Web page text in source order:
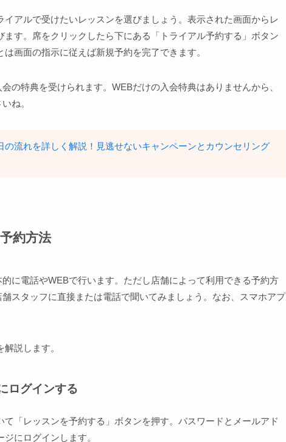
イアルで受けたいレッスンを選びましょう。表示された画面からレ
ます。席をクリックしたら下にある「トライアル予約する」ボタン
は画面の指示に従えば新規予約を完了できます。
の特典を受けられます。WEBだけの入会特典はありませんから、
ね。
の流れを詳しく解説！見逃せないキャンペーンとカウンセリング
約方法
に電話やWEBで行います。ただし店舗によって利用できる予約方
スタッフに直接または電話で聞いてみましょう。なお、スマホアプ
説します。
ログインする
て「レッスンを予約する」ボタンを押す。パスワードとメールアド
にログインします。